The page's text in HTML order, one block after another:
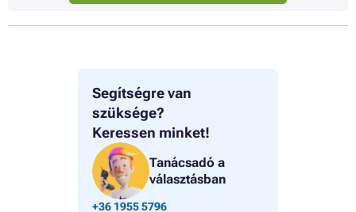
Segítségre van
szüksége?
Keressen minket!
Tanácsadó a
választásban
+36 1955 5796